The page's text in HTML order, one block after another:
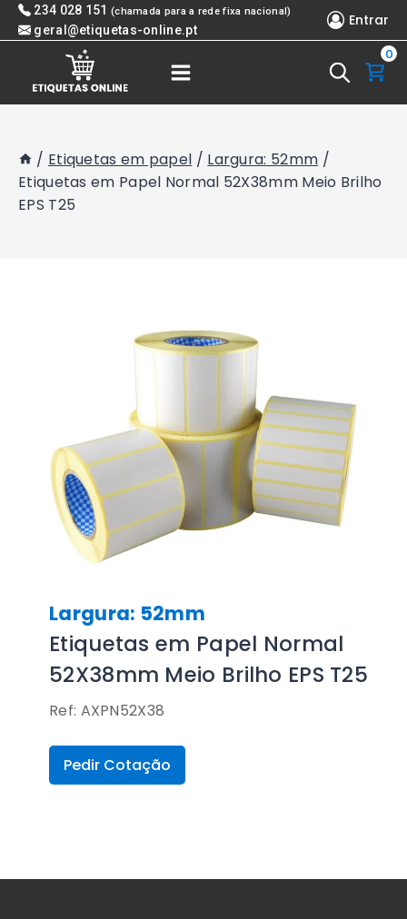
Skip 234 028 151 (chamada para a rede fixa nacional)
geral@etiquetas-online.pt
Entrar
0
/ Etiquetas em papel / Largura: 52mm /
Etiquetas em Papel Normal 52X38mm Meio Brilho
EPS T25
Largura: 52mm
Etiquetas em Papel Normal
52X38mm Meio Brilho EPS T25
Ref: AXPN52X38
Pedir Cotação